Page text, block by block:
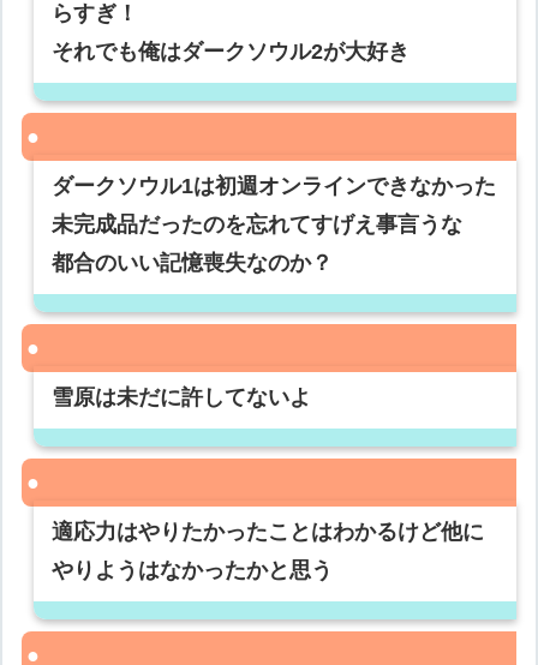
らすぎ！
それでも俺はダークソウル2が大好き
ダークソウル1は初週オンラインできなかった
未完成品だったのを忘れてすげえ事言うな
都合のいい記憶喪失なのか？
雪原は未だに許してないよ
適応力はやりたかったことはわかるけど他に
やりようはなかったかと思う